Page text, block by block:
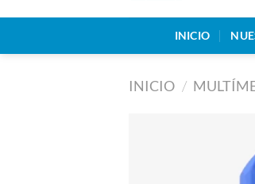
INICIO
INICIO /